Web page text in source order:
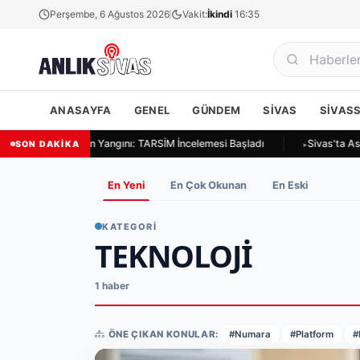
Perşembe, 6 Ağustos 2026 Vakit:İkindi 16:35
ANASAYFA GENEL GÜNDEM SIVAS
SON DAKİKA
Ulukapı'da Ekin Yangını: TARSİM İncelemesi Başladı Sivas'ta
En Yeni En Çok Okunan En Eski
KATEGORI
TEKNOLOJI
1 haber
ÖNE ÇIKAN KONULAR: #Numara #Platform